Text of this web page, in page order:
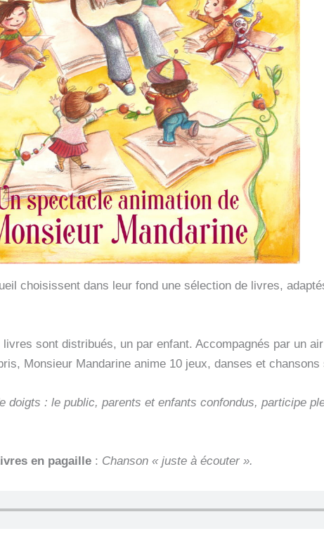
choisissent dans leur fond une sélection de livres,
sont distribués, un par enfant. Accompagnés par un
Monsieur Mandarine anime 10 jeux, danses et
doigts : le public, parents et enfants confondus, participe
en pagaille : Chanson « juste à écouter ».